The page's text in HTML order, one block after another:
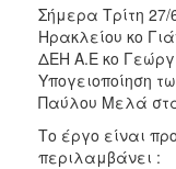
2015
2013
2012
2011
2010
Σήμερα Τρίτη
Ηρακλείου κο
ΔΕΗ Α.Ε κο
Υπογειοποίηση
Παύλου Μελά
Το έργο είναι
περιλαμβάνει :